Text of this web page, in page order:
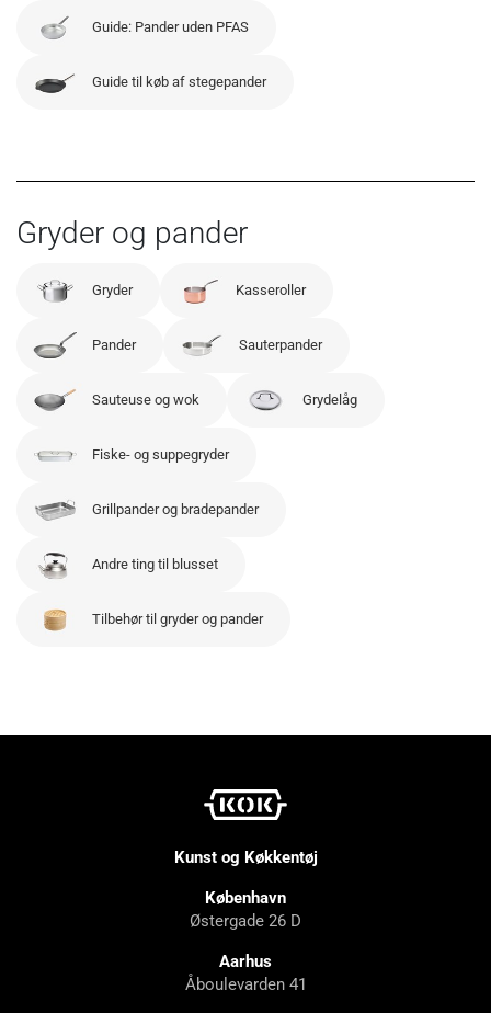
Guide: Pander uden PFAS
Guide til køb af stegepander
Gryder og pander
Gryder Kasseroller
Pander Sauterpander
Sauteuse og wok Grydelåg
Fiske- og suppegryder
Grillpander og bradepander
Andre ting til blusset
Tilbehør til gryder og pander
Kunst og Køkkentøj
København
Østergade 26 D
Aarhus
Åboulevarden 41